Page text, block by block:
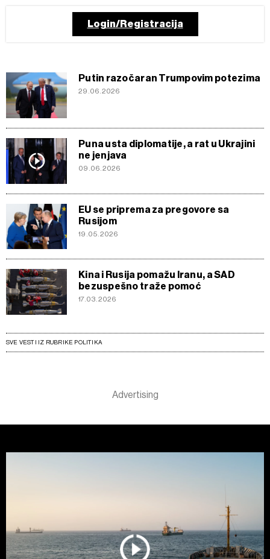
Login/Registracija
Putin razočaran Trumpovim potezima
29.06.2026
Puna usta diplomatije, a rat u Ukrajini
ne jenjava
09.06.2026
EU se priprema za pregovore sa
Rusijom
19.05.2026
Kina i Rusija pomažu Iranu, a SAD
bezuspešno traže pomoć
17.03.2026
SVE VESTI IZ RUBRIKE POLITIKA